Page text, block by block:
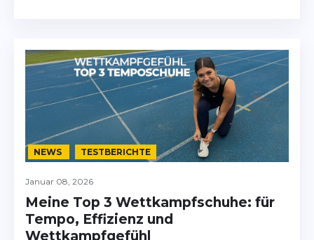
NEWS TESTBERICHTE
Januar 08, 2026
Meine Top 3 Wettkampfschuhe: für
Tempo, Effizienz und
Wettkampfgefühl